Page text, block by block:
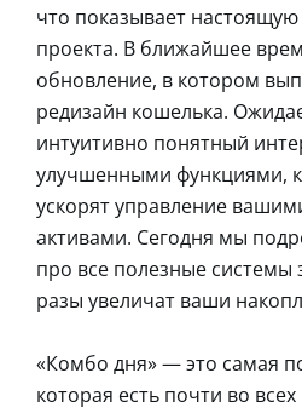
что показывает настоящую
проекта. В ближайшее
обновление, в котором
редизайн кошелька.
интуитивно понятный
улучшенными функциями,
ускорят управление
активами. Сегодня мы
про все полезные системы
разы увеличат ваши
«Комбо дня» — это самая
которая есть почти во